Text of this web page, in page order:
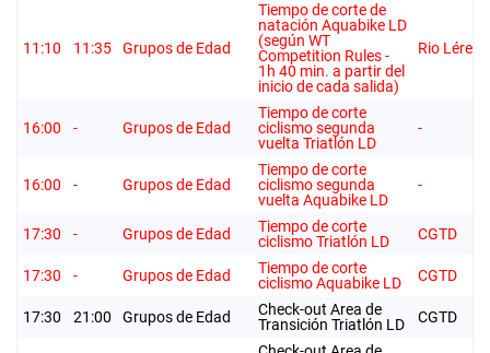
11:10 11:35 Grupos de Edad
Tiempo de corte de
natación Aquabike LD
(según WT
Competition Rules -
1h 40 min. a partir del
inicio de cada salida)
Rio Lérez
16:00 - Grupos de Edad
Tiempo de corte
ciclismo segunda
vuelta Triatlón LD
-
16:00 - Grupos de Edad
Tiempo de corte
ciclismo segunda
vuelta Aquabike LD
-
17:30 - Grupos de Edad
Tiempo de corte
ciclismo Triatlón LD
CGTD
17:30 - Grupos de Edad
Tiempo de corte
ciclismo Aquabike LD
CGTD
17:30 21:00 Grupos de Edad
Check-out Area de
Transición Triatlón LD
CGTD